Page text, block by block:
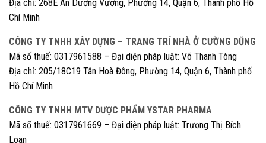
Địa chỉ: 268E An Dương Vương, Phường 14, Quận 6, Thành phố Hồ
Chí Minh
CÔNG TY TNHH XÂY DỰNG – TRANG TRÍ NHÀ Ở CƯỜNG DŨNG
Mã số thuế: 0317961588 – Đại diện pháp luật: Võ Thanh Tòng
Địa chỉ: 205/18C19 Tân Hoà Đông, Phường 14, Quận 6, Thành phố
Hồ Chí Minh
CÔNG TY TNHH MTV DƯỢC PHẨM YSTAR PHARMA
Mã số thuế: 0317961669 – Đại diện pháp luật: Trương Thị Bích
Loan